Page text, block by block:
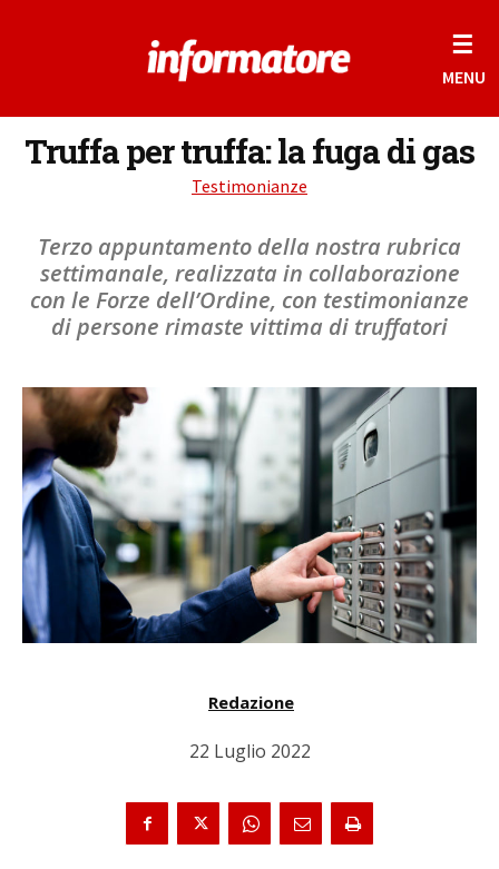
☰
MENU
Truffa per truffa: la fuga di gas
Testimonianze
Terzo appuntamento della nostra rubrica
settimanale, realizzata in collaborazione
con le Forze dell’Ordine, con testimonianze
di persone rimaste vittima di truffatori
Redazione
22 Luglio 2022